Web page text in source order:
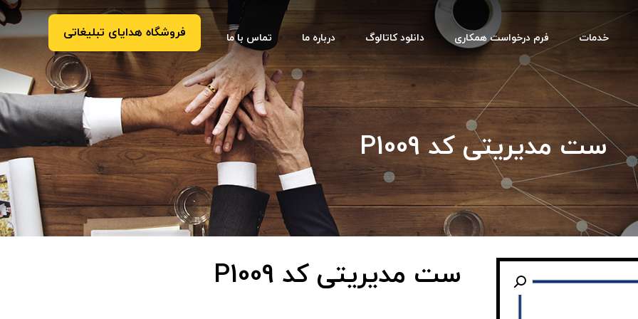
فروشگاه هدایای تبلیغاتی خدمات فرم درخواست همکاری دانلود کاتالوگ درباره ما تماس با ما
ست مدیریتی کد P1009
ست مدیریتی کد P1009